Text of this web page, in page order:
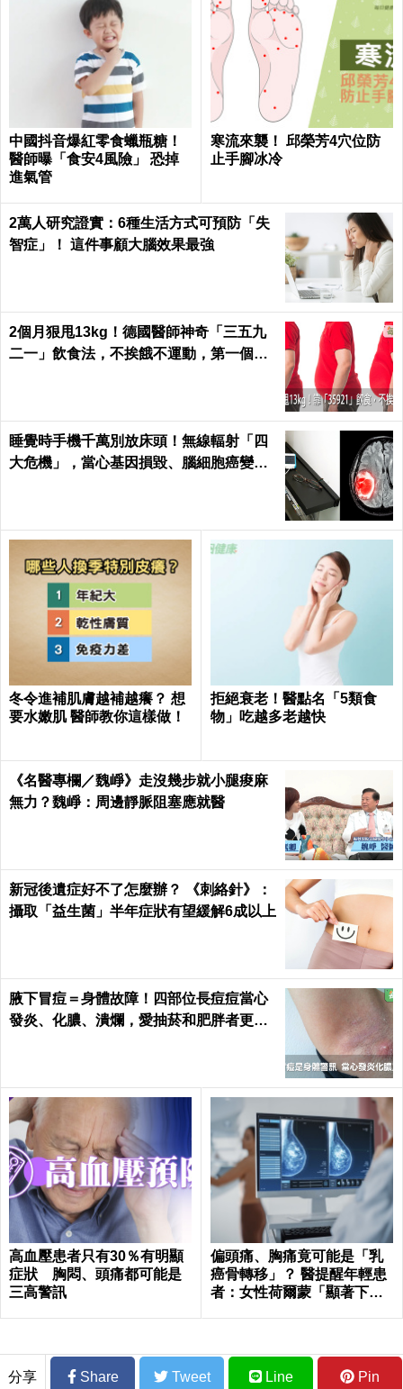
中國抖音爆紅零食蠟瓶糖！
醫師曝「食安4風險」 恐掉
進氣管
寒流來襲！ 邱榮芳4穴位防
止手腳冰冷
2萬人研究證實：6種生活方式可預防「失
智症」！ 這件事顧大腦效果最強
2個月狠甩13kg！德國醫師神奇「三五九
二一」飲食法，不挨餓不運動，第一個月
睡覺時手機千萬別放床頭！無線輻射「四
大危機」，當心基因損毀、腦細胞癌變！
冬令進補肌膚越補越癢？ 想
要水嫩肌 醫師教你這樣做！
拒絕衰老！醫點名「5類食
物」吃越多老越快
《名醫專欄／魏崢》走沒幾步就小腿痠麻
無力？魏崢：周邊靜脈阻塞應就醫
新冠後遺症好不了怎麼辦？ 《刺絡針》：
攝取「益生菌」半年症狀有望緩解6成以上
腋下冒痘＝身體故障！四部位長痘痘當心
發炎、化膿、潰爛，愛抽菸和肥胖者更要
高血壓患者只有30％有明顯
症狀 胸悶、頭痛都可能是
三高警訊
偏頭痛、胸痛竟可能是「乳
癌骨轉移」？ 醫提醒年輕患
者：女性荷爾蒙「顯著下
分享 Share Tweet Line Pin